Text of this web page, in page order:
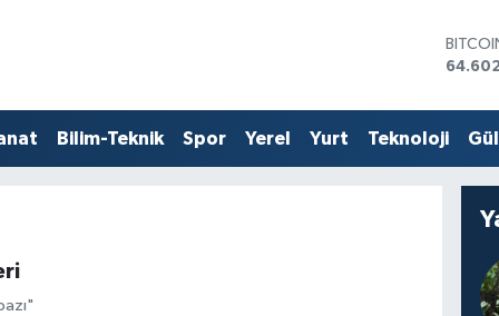
DOLAR
GRAM
6518.23
Bilim-Teknik Spor Yerel Yurt Teknoloji